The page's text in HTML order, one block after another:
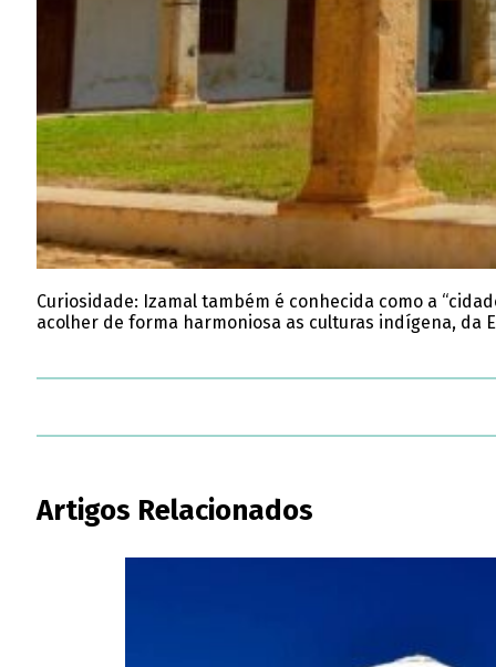
Curiosidade: Izamal também é conhecida como a
acolher de forma harmoniosa as culturas indígena, da
Artigos Relacionados